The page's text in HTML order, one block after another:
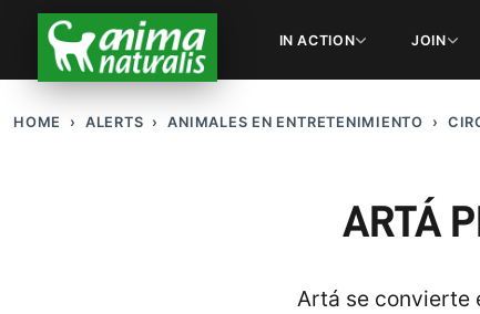
IN ACTION JOIN
HOME ALERTS ANIMALES EN ENTRETENIMIENTO
ARTÁ
Artá se convierte